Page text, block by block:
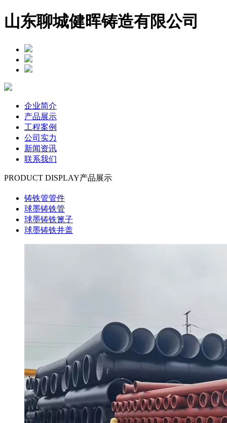
山东聊城健晖铸造有限公司
企业简介
产品展示
工程案例
公司实力
新闻资讯
联系我们
PRODUCT DISPLAY产品展示
铸铁管管件
球墨铸铁管
球墨铸铁篦子
球墨铸铁井盖